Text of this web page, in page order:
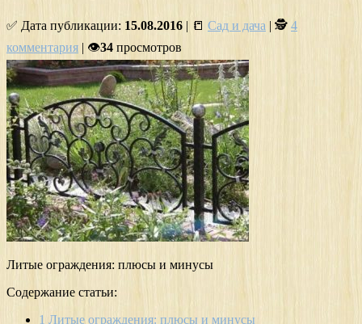
✅ Дата публикации: 15.08.2016 | 📒 Сад и дача | 🕵 4
комментария | 👁34 просмотров
Литые ограждения: плюсы и минусы
Содержание статьи:
1 Литые ограждения: плюсы и минусы